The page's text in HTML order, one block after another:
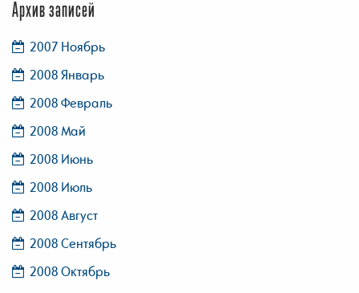
Архив записей
2007 Ноябрь
2008 Январь
2008 Февраль
2008 Май
2008 Июнь
2008 Июль
2008 Август
2008 Сентябрь
2008 Октябрь